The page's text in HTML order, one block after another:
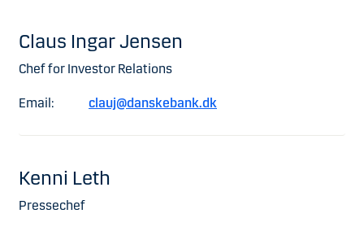
Claus Ingar Jensen
Chef for Investor Relations
Email: clauj@danskebank.dk
Kenni Leth
Pressechef